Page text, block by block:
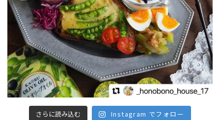
さらに読み込む Instagram でフォロー